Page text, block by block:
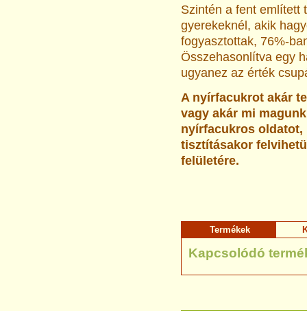
Szintén a fent említett
gyerekeknél, akik
fogyasztottak, 76%-
Összehasonlítva egy
ugyanez az érték
A nyírfacukrot akár
vagy akár mi
nyírfacukros oldatot,
tisztításakor
felületére.
Termékek
Kapcsolódó